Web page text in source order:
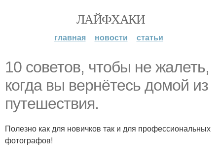
ЛАЙФХАКИ
главная новости статьи
10 советов, чтобы не жалеть,
когда вы вернётесь домой из
путешествия.
Полезно как для новичков так и для профессиональных
фотографов!